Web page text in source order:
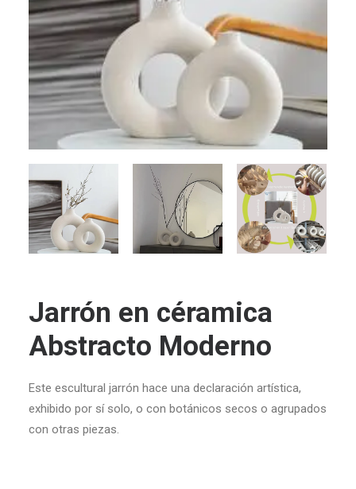
Jarrón en céramica
Abstracto Moderno
Este escultural jarrón hace una declaración artística,
exhibido por sí solo, o con botánicos secos o agrupados
con otras piezas.